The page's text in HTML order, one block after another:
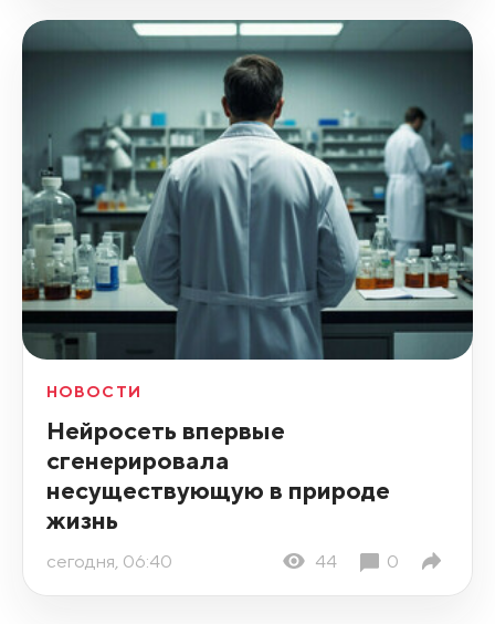
НОВОСТИ
Нейросеть впервые
сгенерировала
несуществующую в природе
жизнь
сегодня, 06:40 44 0